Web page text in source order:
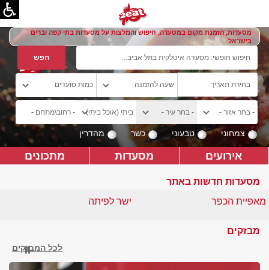
מסעדות, הזמנת מקום במסעדה, חיפוש והמלצות על מסעדות בתי קפה וברים
בישראל
צמחוני טבעוני כשר מהדרין
אירועים מסעדות מתכונים
מסעדות חדשות באתר
ישר לפיתה
מאפיית הכפר
מבזקים
לכל המבזקים